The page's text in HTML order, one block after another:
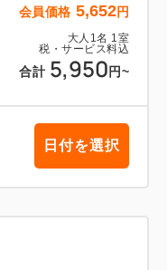
会員価格 5,652円
大人 1 名 1 室
税・サービス料込
合計 5,950 円~
日付を選択